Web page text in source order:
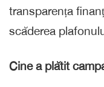
transparența
scăderea
Cine a plătit